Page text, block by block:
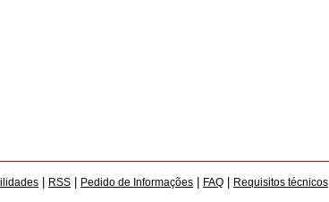
RSS Pedido de Informações FAQ Requisitos técnicos